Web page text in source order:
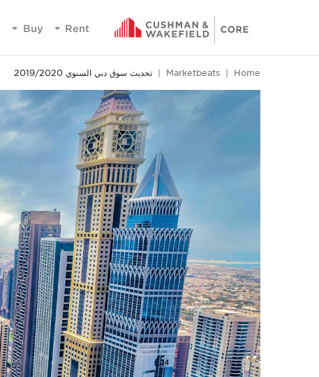
Rent
Buy
Home
Marketbeats تحديث سوق دبي السنوي 2019/2020